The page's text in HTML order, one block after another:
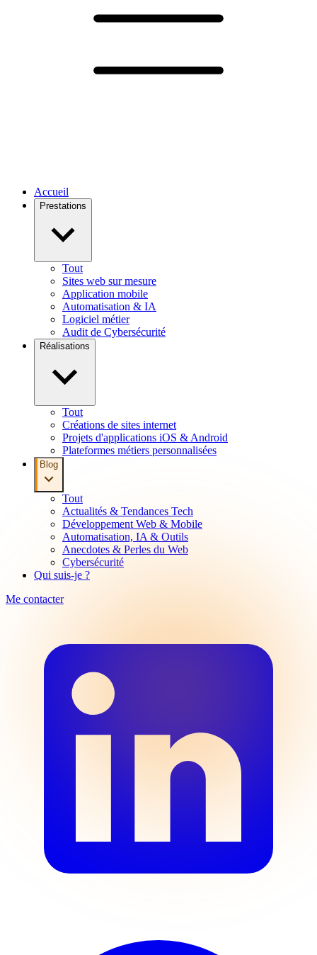
Accueil
Prestations
Tout
Sites web sur mesure
Application mobile
Automatisation & IA
Logiciel métier
Audit de Cybersécurité
Réalisations
Tout
Créations de sites internet
Projets d'applications iOS & Android
Plateformes métiers personnalisées
Blog
Tout
Actualités & Tendances Tech
Développement Web & Mobile
Automatisation, IA & Outils
Anecdotes & Perles du Web
Cybersécurité
Qui suis-je ?
Me contacter